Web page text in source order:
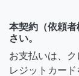
本契約（依頼
さい。
お支払いは、
レジットカー